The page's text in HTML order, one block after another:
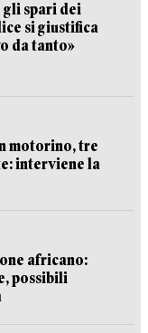
gli spari dei
si giustifica
da tanto»
motorino, tre
interviene la
africano:
possibili